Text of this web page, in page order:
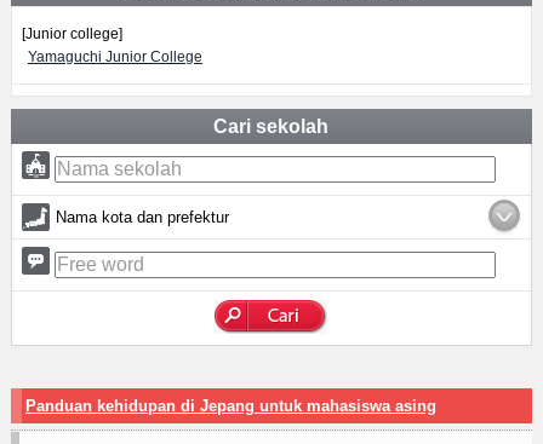
[Junior college]
Yamaguchi Junior College
Cari sekolah
Nama kota dan prefektur
Panduan kehidupan di Jepang untuk mahasiswa asing